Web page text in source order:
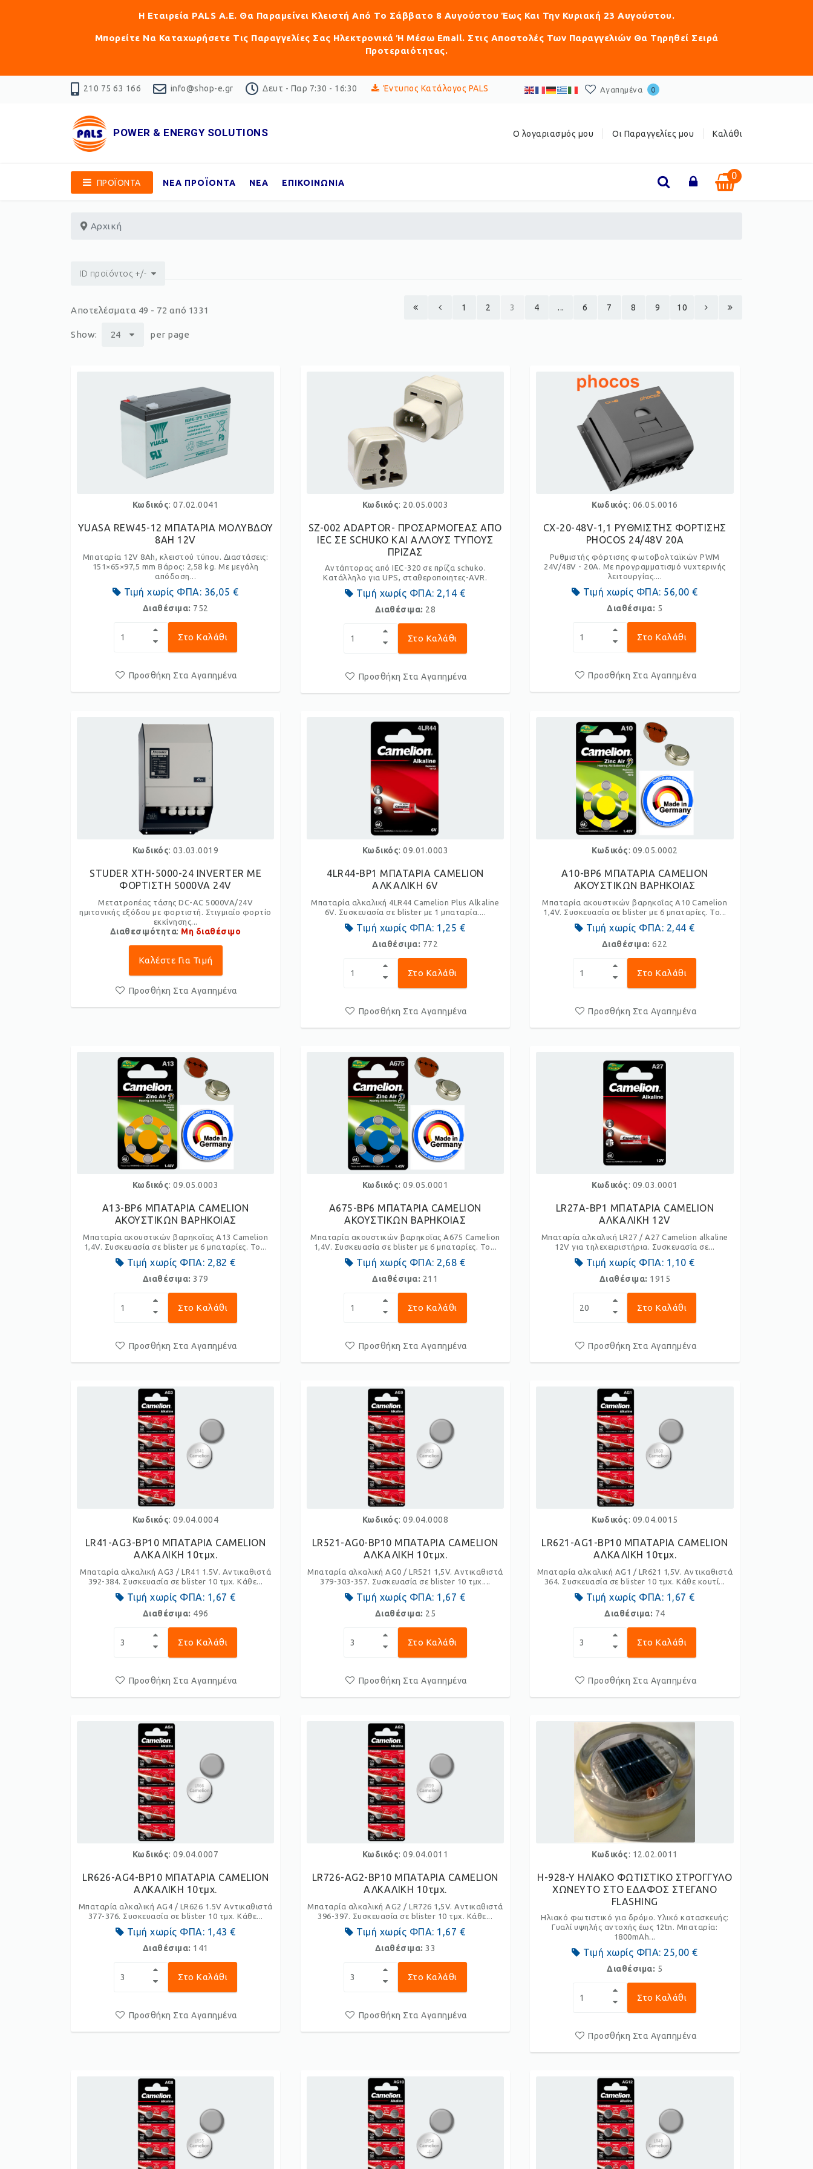
Η Εταιρεία PALS Α.Ε. Θα Παραμείνει Κλειστή Από Το Σάββατο 8 Αυγούστου Έως Και Την Κυριακή 23 Αυγούστου.
Μπορείτε Να Καταχωρήσετε Τις Παραγγελίες Σας Ηλεκτρονικά Ή Μέσω Email. Στις Αποστολές Των Παραγγελιών Θα Τηρηθεί Σειρά
Προτεραιότητας.
210 75 63 166 info@shop-e.gr Δευτ - Παρ 7:30 - 16:30 Έντυπος Κατάλογος PALS Αγαπημένα 0
POWER & ENERGY SOLUTIONS Ο λογαριασμός μου Οι Παραγγελίες μου Καλάθι
ΠΡΟΪΟΝΤΑ ΝΕΑ ΠΡΟΪΟΝΤΑ ΝΕΑ ΕΠΙΚΟΙΝΩΝΙΑ
0
Αρχική
ID προϊόντος +/-
Αποτελέσματα 49 - 72 από 1331
Show: 24 per page
1 2 3 4 ... 6 7 8 9 10
Κωδικός: 07.02.0041
YUASA REW45-12 ΜΠΑΤΑΡΙΑ ΜΟΛΥΒΔΟΥ
8AH 12V
Μπαταρία 12V 8Ah, κλειστού τύπου. Διαστάσεις:
151×65×97,5 mm Βάρος: 2,58 kg. Με μεγάλη
απόδοση...
Τιμή χωρίς ΦΠΑ: 36,05 €
Διαθέσιμα: 752
Στο Καλάθι
Προσθήκη Στα Αγαπημένα
Κωδικός: 20.05.0003
SZ-002 ADAPTOR- ΠΡΟΣΑΡΜΟΓΕΑΣ ΑΠΟ
IEC ΣΕ SCHUKO ΚΑΙ ΑΛΛΟΥΣ ΤΥΠΟΥΣ
ΠΡΙΖΑΣ
Αντάπτορας από IEC-320 σε πρίζα schuko.
Κατάλληλο για UPS, σταθεροποιητες-AVR.
Τιμή χωρίς ΦΠΑ: 2,14 €
Διαθέσιμα: 28
Στο Καλάθι
Προσθήκη Στα Αγαπημένα
Κωδικός: 06.05.0016
CX-20-48V-1,1 ΡΥΘΜΙΣΤΗΣ ΦΟΡΤΙΣΗΣ
PHOCOS 24/48V 20A
Ρυθμιστής φόρτισης φωτοβολταϊκών PWM
24V/48V - 20A. Με προγραμματισμό νυχτερινής
λειτουργίας....
Τιμή χωρίς ΦΠΑ: 56,00 €
Διαθέσιμα: 5
Στο Καλάθι
Προσθήκη Στα Αγαπημένα
Κωδικός: 03.03.0019
STUDER XTH-5000-24 INVERTER ME
ΦΟΡΤΙΣΤΗ 5000VA 24V
Μετατροπέας τάσης DC-AC 5000VA/24V
ημιτονικής εξόδου με φορτιστή. Στιγμιαίο φορτίο
εκκίνησης...
Διαθεσιμότητα: Μη διαθέσιμο
Καλέστε Για Τιμή
Προσθήκη Στα Αγαπημένα
Κωδικός: 09.01.0003
4LR44-BP1 ΜΠΑΤΑΡΙΑ CAMELION
ΑΛΚΑΛΙΚΗ 6V
Μπαταρία αλκαλική 4LR44 Camelion Plus Alkaline
6V. Συσκευασία σε blister με 1 μπαταρία....
Τιμή χωρίς ΦΠΑ: 1,25 €
Διαθέσιμα: 772
Στο Καλάθι
Προσθήκη Στα Αγαπημένα
Κωδικός: 09.05.0002
A10-BP6 ΜΠΑΤΑΡΙΑ CAMELION
ΑΚΟΥΣΤΙΚΩΝ ΒΑΡΗΚΟΙΑΣ
Μπαταρία ακουστικών βαρηκοΐας A10 Camelion
1,4V. Συσκευασία σε blister με 6 μπαταρίες. Το...
Τιμή χωρίς ΦΠΑ: 2,44 €
Διαθέσιμα:622
Στο Καλάθι
Προσθήκη Στα Αγαπημένα
Κωδικός: 09.05.0003
A13-BP6 ΜΠΑΤΑΡΙΑ CAMELION
ΑΚΟΥΣΤΙΚΩΝ ΒΑΡΗΚΟΙΑΣ
Μπαταρία ακουστικών βαρηκοΐας A13 Camelion
1,4V. Συσκευασία σε blister με 6 μπαταρίες. Το...
Τιμή χωρίς ΦΠΑ: 2,82 €
Διαθέσιμα:379
Στο Καλάθι
Προσθήκη Στα Αγαπημένα
Κωδικός: 09.05.0001
A675-BP6 ΜΠΑΤΑΡΙΑ CAMELION
ΑΚΟΥΣΤΙΚΩΝ ΒΑΡΗΚΟΙΑΣ
Μπαταρία ακουστικών βαρηκοΐας A675 Camelion
1,4V. Συσκευασία σε blister με 6 μπαταρίες. Το...
Τιμή χωρίς ΦΠΑ: 2,68 €
Διαθέσιμα: 211
Στο Καλάθι
Προσθήκη Στα Αγαπημένα
Κωδικός: 09.03.0001
LR27A-BP1 ΜΠΑΤΑΡΙΑ CAMELION
ΑΛΚΑΛΙΚΗ 12V
Μπαταρία αλκαλική LR27 / A27 Camelion alkaline
12V για τηλεχειριστήρια. Συσκευασία σε...
Τιμή χωρίς ΦΠΑ: 1,10 €
Διαθέσιμα: 1915
Στο Καλάθι
Προσθήκη Στα Αγαπημένα
Κωδικός: 09.04.0004
LR41-AG3-BP10 ΜΠΑΤΑΡΙΑ CAMELION
ΑΛΚΑΛΙΚΗ 10τμχ.
Μπαταρία αλκαλική AG3 / LR41 1.5V. Αντικαθιστά
392-384. Συσκευασία σε blister 10 τμχ. Κάθε...
Τιμή χωρίς ΦΠΑ: 1,67 €
Διαθέσιμα: 496
Στο Καλάθι
Προσθήκη Στα Αγαπημένα
Κωδικός: 09.04.0008
LR521-AG0-BP10 ΜΠΑΤΑΡΙΑ CAMELION
ΑΛΚΑΛΙΚΗ 10τμχ.
Μπαταρία αλκαλική AG0 / LR521 1,5V. Αντικαθιστά
379-303-357. Συσκευασία σε blister 10 τμχ....
Τιμή χωρίς ΦΠΑ: 1,67 €
Διαθέσιμα: 25
Στο Καλάθι
Προσθήκη Στα Αγαπημένα
Κωδικός: 09.04.0015
LR621-AG1-BP10 ΜΠΑΤΑΡΙΑ CAMELION
ΑΛKΑΛΙΚΗ 10τμχ.
Μπαταρία αλκαλική AG1 / LR621 1,5V. Αντικαθιστά
364. Συσκευασία σε blister 10 τμχ. Κάθε κουτί...
Τιμή χωρίς ΦΠΑ: 1,67 €
Διαθέσιμα: 74
Στο Καλάθι
Προσθήκη Στα Αγαπημένα
Κωδικός: 09.04.0007
LR626-AG4-BP10 ΜΠΑΤΑΡΙΑ CAMELION
ΑΛKΑΛΙKΗ 10τμχ.
Μπαταρία αλκαλική AG4 / LR626 1.5V Αντικαθιστά
377-376. Συσκευασία σε blister 10 τμχ. Κάθε...
Τιμή χωρίς ΦΠΑ: 1,43 €
Διαθέσιμα: 141
Στο Καλάθι
Προσθήκη Στα Αγαπημένα
Κωδικός: 09.04.0011
LR726-AG2-BP10 ΜΠΑΤΑΡΙΑ CAMELION
ΑΛKΑΛΙΚΗ 10τμχ.
Μπαταρία αλκαλική AG2 / LR726 1,5V. Αντικαθιστά
396-397. Συσκευασία σε blister 10 τμχ. Κάθε...
Τιμή χωρίς ΦΠΑ: 1,67 €
Διαθέσιμα:33
Στο Καλάθι
Προσθήκη Στα Αγαπημένα
Κωδικός: 12.02.0011
H-928-Y ΗΛΙΑΚΟ ΦΩΤΙΣΤΙΚΟ ΣΤΡΟΓΓΥΛΟ
ΧΩΝΕΥΤΟ ΣΤΟ ΕΔΑΦΟΣ ΣΤΕΓΑΝΟ
FLASHING
Ηλιακό φωτιστικό για δρόμο. Υλικό κατασκευής:
Γυαλί υψηλής αντοχής έως 12tn. Μπαταρία:
1800mAh...
Τιμή χωρίς ΦΠΑ: 25,00 €
Διαθέσιμα: 5
Στο Καλάθι
Προσθήκη Στα Αγαπημένα